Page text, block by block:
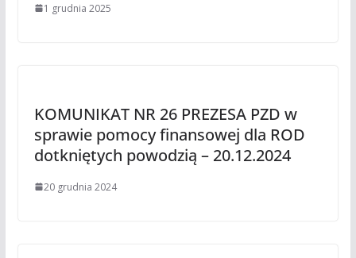
1 grudnia 2025
KOMUNIKAT NR 26 PREZESA PZD w
sprawie pomocy finansowej dla ROD
dotkniętych powodzią – 20.12.2024
20 grudnia 2024